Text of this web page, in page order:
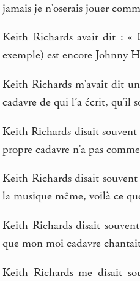
jamais je n’oserais jouer
Keith Richards avait dit : «
exemple) est encore Johnny
Keith Richards m’avait dit
cadavre de qui l’a écrit, qu’il
Keith Richards disait souvent
propre cadavre n’a pas
Keith Richards disait
la musique même, voilà ce
Keith Richards disait
que mon moi cadavre
Keith Richards me disait